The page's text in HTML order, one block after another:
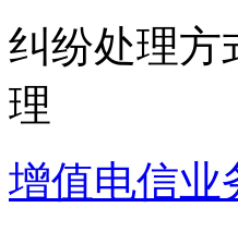
纠纷处理方
理
增值电信业